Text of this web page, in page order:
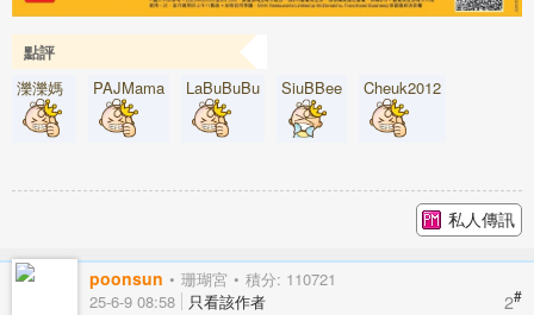
點評
濼濼媽
PAJMama LaBuBuBu SiuBBee Cheuk2012
私人傳訊
poonsun 珊瑚宮 積分: 110721
2#
25-6-9 08:58 只看該作者